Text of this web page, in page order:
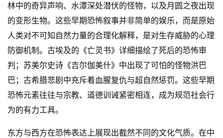
林中的奇异声响、水潭深处潜伏的怪物，以及月圆之夜出现
的变形生物。这些早期恐怖叙事并非简单的娱乐，而是原始
人类对不可知自然力量的合理化解释，是对生存威胁的心理
防御机制。古埃及的《亡灵书》详细描绘了死后的恐怖审
判；苏美尔史诗《吉尔伽美什》中出现了可怕的怪物洪巴
巴；古希腊悲剧中充斥着血腥复仇与超自然惩罚。这些早期
恐怖元素往往与宗教、道德训诫紧密相连，成为规范社会行
为的有力工具。
东方与西方在恐怖表达上展现出截然不同的文化气质。在中